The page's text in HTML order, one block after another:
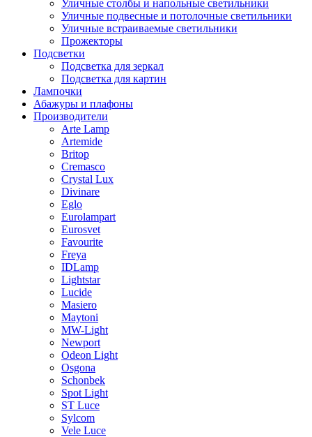
Уличные столбы и напольные светильники
Уличные подвесные и потолочные светильники
Уличные встраиваемые светильники
Прожекторы
Подсветки
Подсветка для зеркал
Подсветка для картин
Лампочки
Абажуры и плафоны
Производители
Arte Lamp
Artemide
Britop
Cremasco
Crystal Lux
Divinare
Eglo
Eurolampart
Eurosvet
Favourite
Freya
IDLamp
Lightstar
Lucide
Masiero
Maytoni
MW-Light
Newport
Odeon Light
Osgona
Schonbek
Spot Light
ST Luce
Sylcom
Vele Luce